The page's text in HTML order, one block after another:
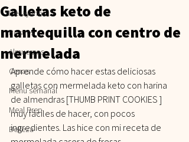
Desayunos
Postres
Almuerzos
Cenas
Menu semanal
Meal Prep
Belleza
Galletas keto de
mantequilla con centro de
mermelada
Aprende cómo hacer estas deliciosas
galletas con mermelada keto con harina
de almendras [THUMB PRINT COOKIES ]
muy fáciles de hacer, con pocos
ingredientes. Las hice con mi receta de